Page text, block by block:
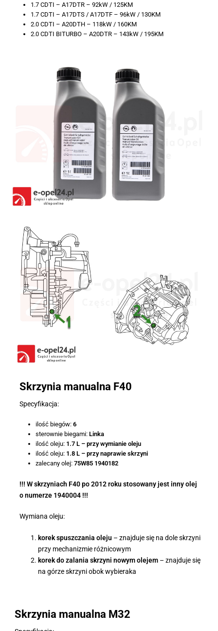
1.7 CDTI – A17DTR – 92kW / 125KM
1.7 CDTI – A17DTS / A17DTF – 96kW / 130KM
2.0 CDTI – A20DTH – 118kW / 160KM
2.0 CDTI BITURBO – A20DTR – 143kW / 195KM
Skrzynia manualna F40
Specyfikacja:
ilość biegów:6
sterownie biegami:Linka
ilość oleju: 1.7 L – przy wymianie oleju
ilość oleju: 1.8 L – przy naprawie skrzyni
zalecany olej:75W85 1940182
!!! W skrzyniach F40 po 2012 roku stosowany jest inny olej
o numerze 1940004 !!!
Wymiana oleju:
korek spuszczania oleju – znajduje się na dole skrzyni
przy mechanizmie różnicowym
korek do zalania skrzyni nowym olejem – znajduje się
na górze skrzyni obok wybieraka
Skrzynia manualna M32